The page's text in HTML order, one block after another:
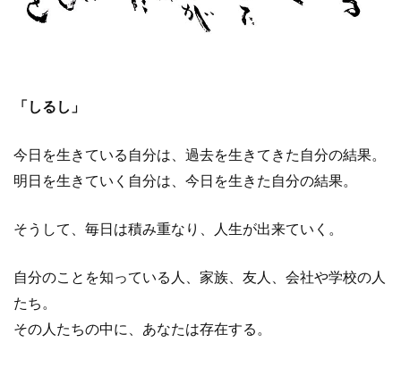
「しるし」
今日を生きている自分は、過去を生きてきた自分の結果。
明日を生きていく自分は、今日を生きた自分の結果。
そうして、毎日は積み重なり、人生が出来ていく。
自分のことを知っている人、家族、友人、会社や学校の人
たち。
その人たちの中に、あなたは存在する。